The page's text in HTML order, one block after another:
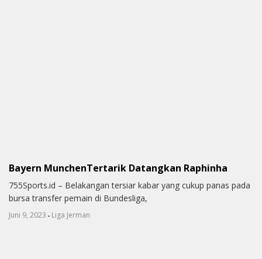
Bayern MunchenTertarik Datangkan Raphinha
755Sports.id – Belakangan tersiar kabar yang cukup panas pada
bursa transfer pemain di Bundesliga,
Juni 9, 2023 - Liga Jerman